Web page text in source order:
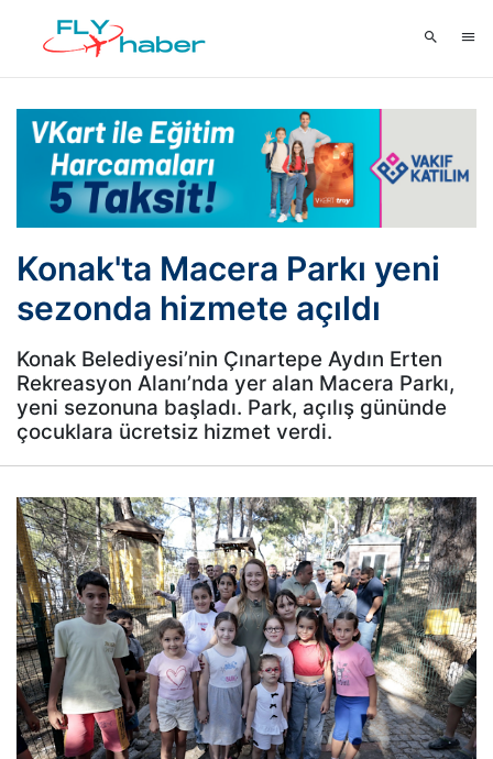
Konak'ta Macera Parkı yeni
sezonda hizmete açıldı
Konak Belediyesi’nin Çınartepe Aydın Erten
Rekreasyon Alanı’nda yer alan Macera Parkı,
yeni sezonuna başladı. Park, açılış gününde
çocuklara ücretsiz hizmet verdi.